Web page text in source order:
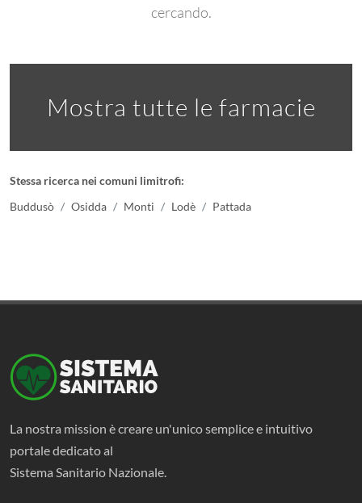
cercando.
Mostra tutte le farmacie
Stessa ricerca nei comuni limitrofi:
Buddusò
Osidda Monti Lodè Pattada
La nostra mission è creare un'unico semplice e intuitivo
portale dedicato al
Sistema Sanitario Nazionale.